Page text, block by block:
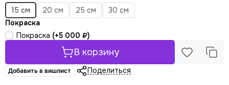
15 см
20 см 25 см
30 см
Покраска
Покраска (+5 000 ₽)
В корзину
Добавить в вишлист Поделиться